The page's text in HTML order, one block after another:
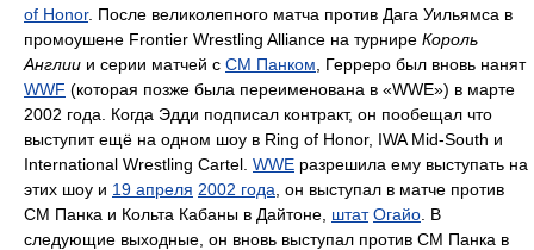
of Honor. После великолепного матча против Дага Уильямса в
промоушене Frontier Wrestling Alliance на турнире Король
Англии и серии матчей с СМ Панком , Герреро был вновь нанят
WWF (которая позже была переименована в «WWE») в марте
2002 года. Когда Эдди подписал контракт, он пообещал что
выступит ещё на одном шоу в Ring of Honor, IWA Mid-South и
International Wrestling Cartel. WWE разрешила ему выступать на
этих шоу и 19 апреля 2002 года , он выступал в матче против
СМ Панка и Кольта Кабаны в Дайтоне, штат Огайо . В
следующие выходные, он вновь выступал против СМ Панка в